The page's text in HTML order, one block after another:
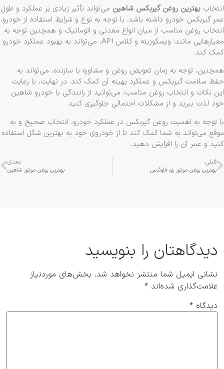
بهترین روغن گیربکس شاهینمی‌تواند تأثیر زیادی بر عملکرد و طول
گیربکس خودرو داشته باشد. با توجه به نوع و شرایط استفاده از خودرو،
روغن مناسب از میان انواع معدنی و اتوماتیک و همچنین توجه به
معیارهایی مانند: ویسکوزیته و کلاس API، می‌تواند به بهبود عملکرد خودرو
کند.
توجه به زمان تعویض روغن و مشاوره با سازنده، می‌تواند به
سلامت گیربکس و عملکرد بهینه آن کمک کند. در نهایت، با رعایت
نکات و انتخاب روغن مناسب، می‌توانید از رانندگی با خودرو شاهین
لذت ببرید و از مشکلات احتمالی جلوگیری کنید.
توجه به اهمیت روغن گیربکس در عملکرد خودرو، انتخاب صحیح و به
می‌تواند به شما کمک کند تا از خودروی خود به بهترین شکل استفاده
و عمر آن را افزایش دهید.
قبلی
بهترین روغن موتور رنو فلوئنس
بعدی
بهترین روغن موتور شاهین
دیدگاهتان را بنویسید
نشانی ایمیل شما منتشر نخواهد شد. بخش‌های موردنیاز
علامت‌گذاری شده‌اند*
دیدگاه*